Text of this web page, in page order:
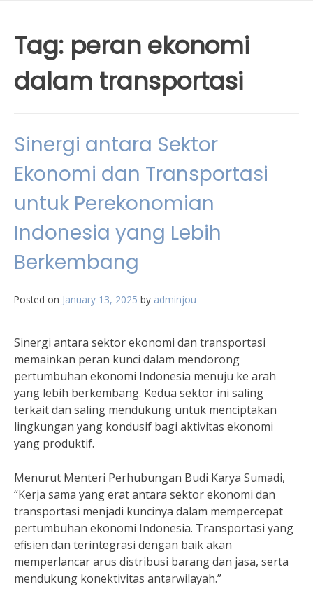
Tag: peran ekonomi
dalam transportasi
Sinergi antara Sektor
Ekonomi dan Transportasi
untuk Perekonomian
Indonesia yang Lebih
Berkembang
Posted on January 13, 2025 by adminjou
Sinergi antara sektor ekonomi dan transportasi
memainkan peran kunci dalam mendorong
pertumbuhan ekonomi Indonesia menuju ke arah
yang lebih berkembang. Kedua sektor ini saling
terkait dan saling mendukung untuk menciptakan
lingkungan yang kondusif bagi aktivitas ekonomi
yang produktif.
Menurut Menteri Perhubungan Budi Karya Sumadi,
“Kerja sama yang erat antara sektor ekonomi dan
transportasi menjadi kuncinya dalam mempercepat
pertumbuhan ekonomi Indonesia. Transportasi yang
efisien dan terintegrasi dengan baik akan
memperlancar arus distribusi barang dan jasa, serta
mendukung konektivitas antarwilayah.”